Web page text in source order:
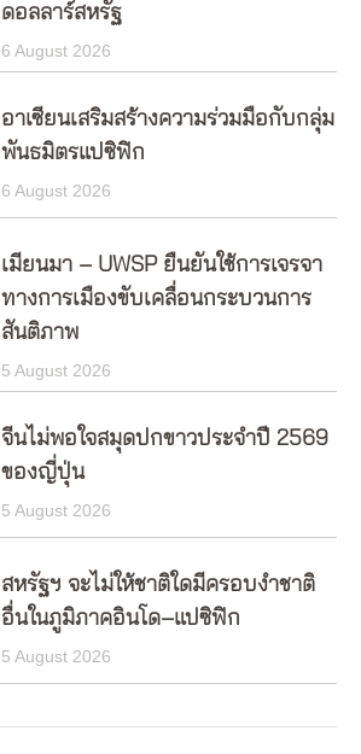
ดอลลาร์สหรัฐ
6 August 2026
อาเซียนเสริมสร้างความร่วมมือกับกลุ่ม
พันธมิตรแปซิฟิก
6 August 2026
เมียนมา – UWSP ยืนยันใช้การเจรจา
ทางการเมืองขับเคลื่อนกระบวนการ
สันติภาพ
5 August 2026
จีนไม่พอใจสมุดปกขาวประจำปี 2569
ของญี่ปุ่น
5 August 2026
สหรัฐฯ จะไม่ให้ชาติใดมีครอบงำชาติ
อื่นในภูมิภาคอินโด–แปซิฟิก
5 August 2026